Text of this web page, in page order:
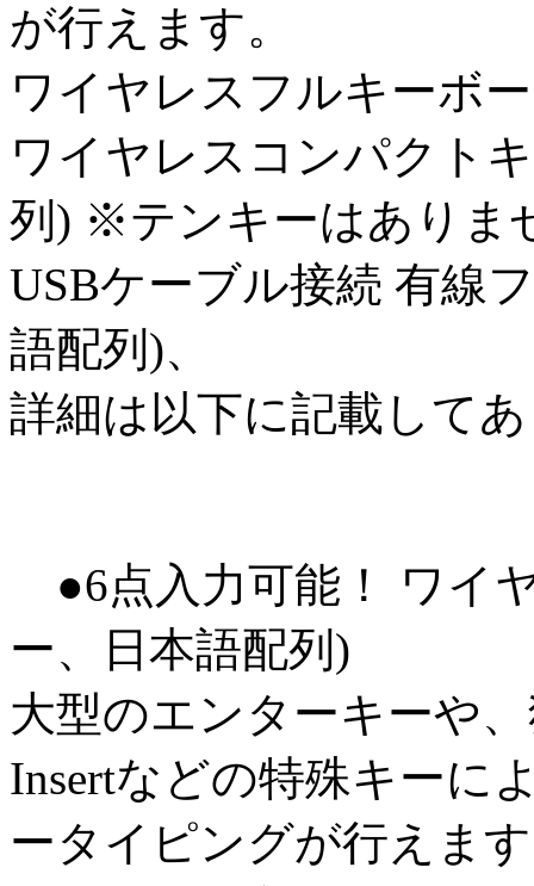
が行えます。
ワイヤレスフルキーボ
ワイヤレスコンパクト
列) ※テンキーはありま
USBケーブル接続 有線
語配列)、
詳細は以下に記載して
●6点入力可能！ ワイ
ー、日本語配列)
大型のエンターキーや
Insertなどの特殊キーに
ータイピングが行えま